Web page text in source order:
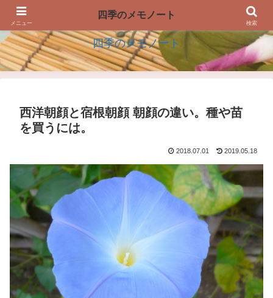
四季の生活を楽しむアイデアのメモノート
四季のメモノート
西洋朝顔と宿根朝顔 朝顔の違い。種や苗
を買うには。
2018.07.01 2019.05.18
メニュー
四季のメモノート
検索